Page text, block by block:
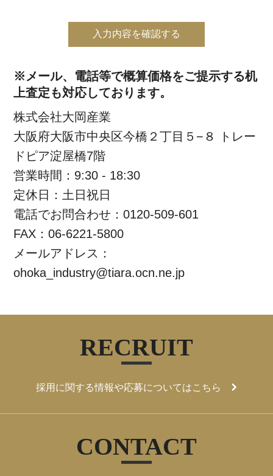
入力内容を確認する
※メール、電話等で概算価格をご提示する机
上査定も対応しております。
株式会社大岡産業
大阪府大阪市中央区今橋２丁目５−８ トレー
ドピア淀屋橋7階
営業時間：9:30 - 18:30
定休日：土日祝日
電話でお問合わせ：0120-509-601
FAX：06-6221-5800
メールアドレス：
ohoka_industry@tiara.ocn.ne.jp
RECRUIT
採用に関する情報や応募についてはこちら
CONTACT